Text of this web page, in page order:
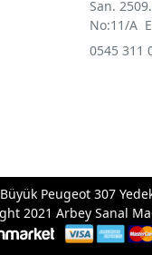
San.
No:11/A
0545 311
Peugeot 307
2021 Arbey Sanal